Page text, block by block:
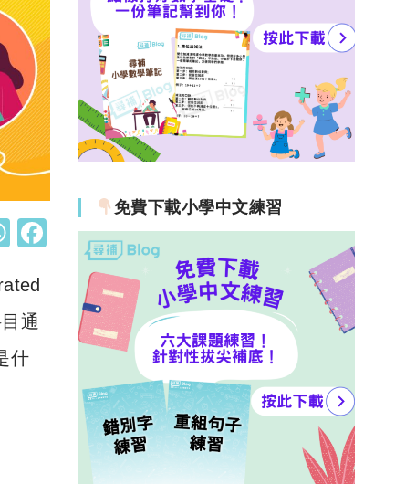
W
at
s
A
通
什
免費下載小學中文練習